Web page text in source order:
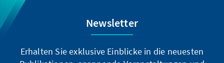
Newsletter
Erhalten Sie exklusive Einblicke in die neuesten